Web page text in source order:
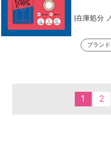
|在庫処分
ブラン
1 2